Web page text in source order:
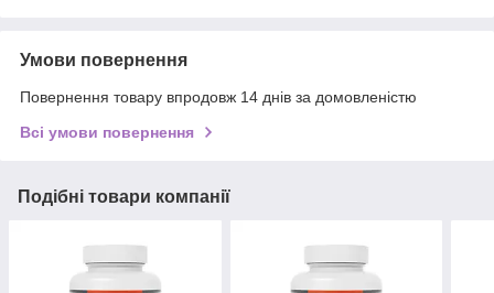
Умови повернення
Повернення товару впродовж 14 днів за домовленістю
Всі умови повернення
Подібні товари компанії